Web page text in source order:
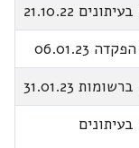
21.10.22
06.01.23
31.01.23